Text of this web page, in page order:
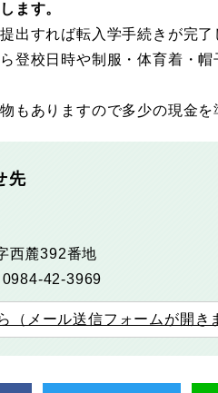
ます。
出すれば転入学手続きが完了
登校日時や制服・体育着・
もありますので多少の現金を
先
西麓392番地
0984-42-3969
（メール送信フォームが開き